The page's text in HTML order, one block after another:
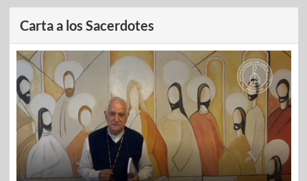
Carta a los Sacerdotes